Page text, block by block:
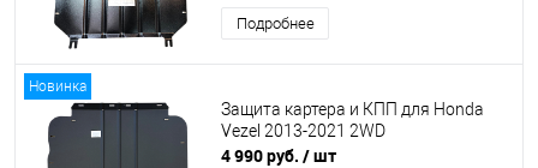
Подробнее
Новинка
Защита картера и КПП для Honda
Vezel 2013-2021 2WD
4 990 руб. / шт